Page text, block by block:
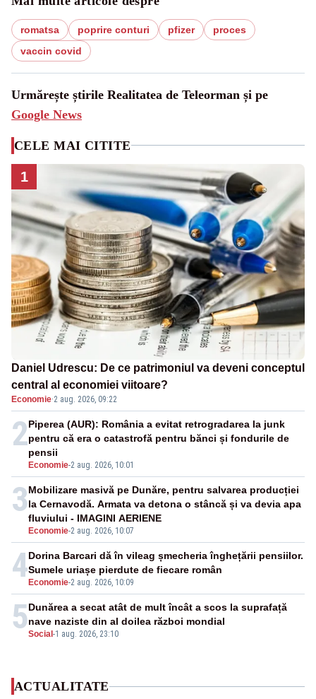
romatsa poprire conturi pfizer
proces
vaccin covid
Urmărește știrile Realitatea de Teleorman și pe
Google News
CELE MAI CITITE
1
Daniel Udrescu: De ce patrimoniul va deveni conceptul
central al economiei viitoare?
Economie·2 aug. 2026, 09:22
2
Economie-2 aug. 2026, 10:01
Piperea (AUR): România a evitat retrogradarea la junk
pentru că era o catastrofă pentru bănci și fondurile de
pensii
3
Economie-2 aug. 2026, 10:07
Mobilizare masivă pe Dunăre, pentru salvarea producției
la Cernavodă. Armata va detona o stâncă și va devia apa
fluviului - IMAGINI AERIENE
4 Economie-2 aug. 2026, 10:09
Dorina Barcari dă în vileag șmecheria înghețării pensiilor.
Sumele uriașe pierdute de fiecare român
5Social -1 aug. 2026, 23:10
Dunărea a secat atât de mult încât a scos la suprafață
nave naziste din al doilea război mondial
ACTUALITATE